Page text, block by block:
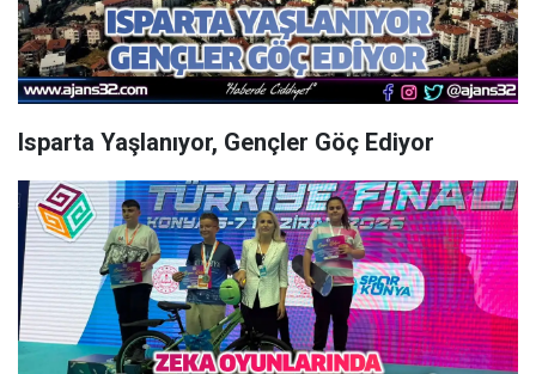
Isparta Yaşlanıyor, Gençler Göç Ediyor